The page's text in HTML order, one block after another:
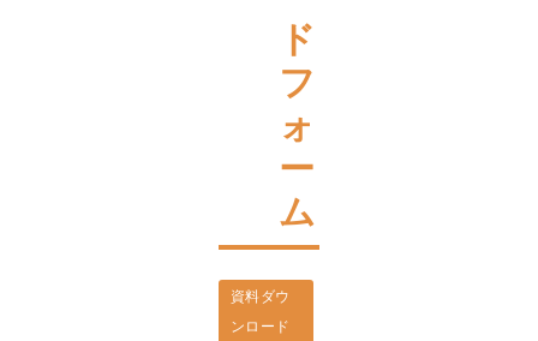
ド
フ
ォ
ー
ム
資料ダウ
ンロード